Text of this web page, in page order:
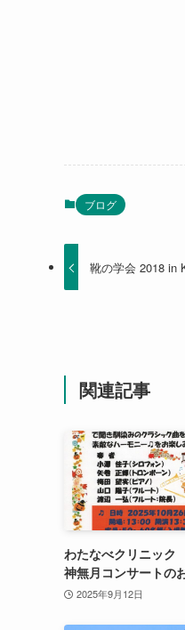
ブログ
靴の学会 2018 in
関連記事
わたなべクリニッ
神無月コンサートの
2025年9月12日